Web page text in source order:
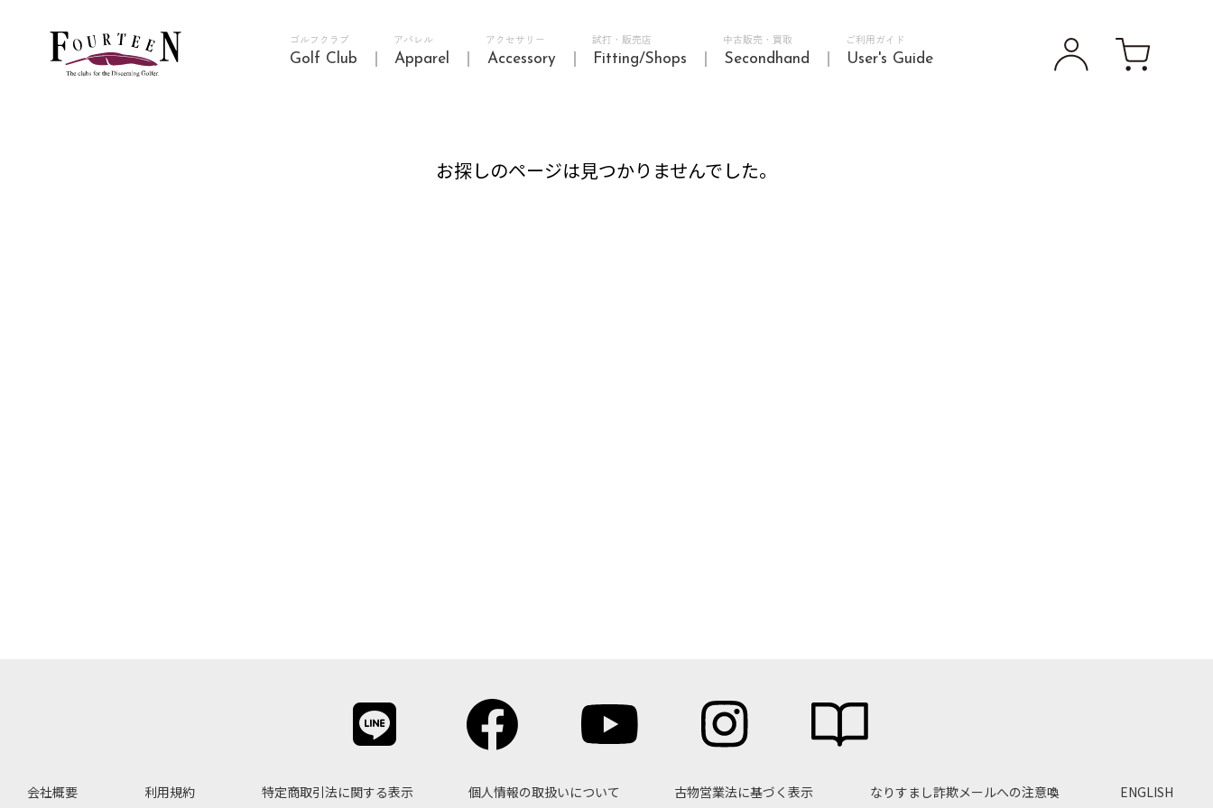
ゴルフクラブ
Golf Club
アパレル
Apparel
アクセサリー
Accessory
試打・販売店
Fitting/Shops
中古販売・買取
Secondhand
ご利用ガイド
User's Guide
お探しのページは見つかりませんでした。
会社概要 利用規約 特定商取引法に関する表示 個人情報の取扱いについて 古物営業法に基づく表示 なりすまし詐欺メールへの注意喚 ENGLISH